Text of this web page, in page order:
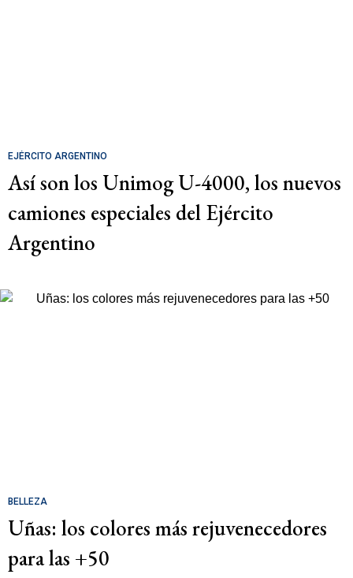
EJÉRCITO ARGENTINO
Así son los Unimog U-4000, los nuevos
camiones especiales del Ejército
Argentino
BELLEZA
Uñas: los colores más rejuvenecedores
para las +50